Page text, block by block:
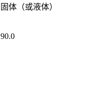
固体（或液体）
90.0